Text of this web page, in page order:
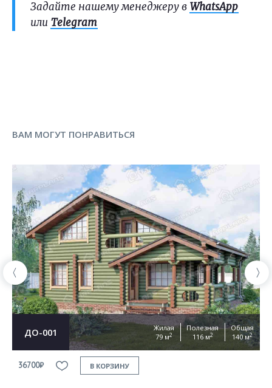
Задайте нашему менеджеру в WhatsApp
или Telegram
ВАМ МОГУТ ПОНРАВИТЬСЯ
ДО-001
Жилая
79 м2
Полезная
116 м2
Общая
140 м2
36700₽ В КОРЗИНУ